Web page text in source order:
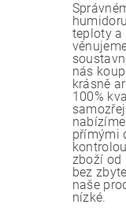
teploty a
nás
krásně
100%
přímými
zboží od
bez
naše
nízké.